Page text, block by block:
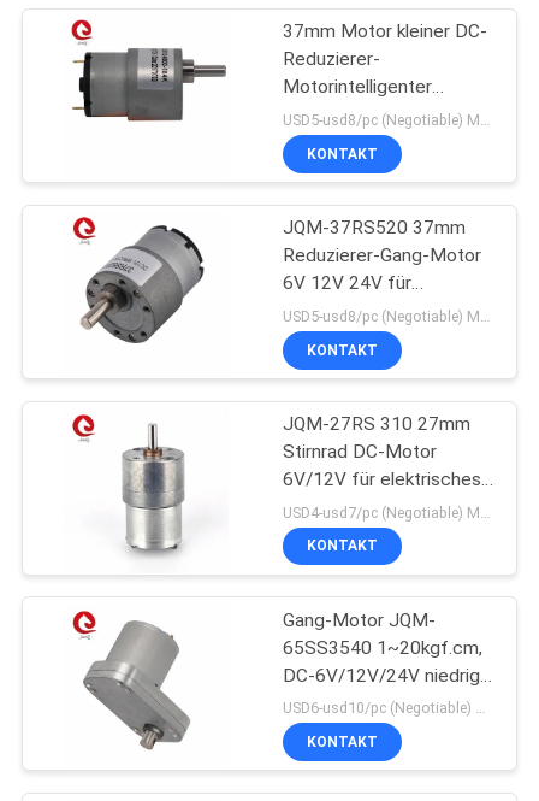
Schrittmotorfahrer
DC-Getriebemotoren
107
Hinterer
Scheibenwischer-
Motor
40
37mm Motor kleiner DC-
Reduzierer-
Motorintelligenter
Closestool-Automaten
520dc mit Getriebe
JQM-37RS520
KONTAKT
JQM-37RS520 37mm
Reduzierer-Gang-Motor
6V 12V 24V für
Industrieroboter-Arm
KONTAKT
JQM-27RS 310 27mm
Stirnrad DC-Motor
6V/12V für elektrisches
Spielzeug
KONTAKT
Gang-Motor JQM-
65SS3540 1~20kgf.cm,
DC-6V/12V/24V niedrige
Geschwindigkeit
10~173rpm,
drehmomentstark für RC
USD6-usd10/pc (Negotiable) MOQ:50PCS
KONTAKT